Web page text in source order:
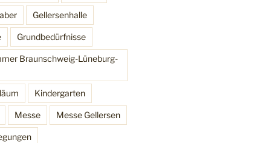
Gellersenhalle
Grundbedürfnisse
Braunschweig-Lüneburg-
Kindergarten
Messe Messe Gellersen